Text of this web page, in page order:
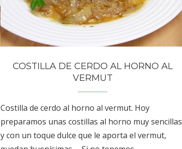
COSTILLA DE CERDO AL HORNO AL
VERMUT
Costilla de cerdo al horno al vermut. Hoy
preparamos unas costillas al horno muy sencillas
y con un toque dulce que le aporta el vermut,